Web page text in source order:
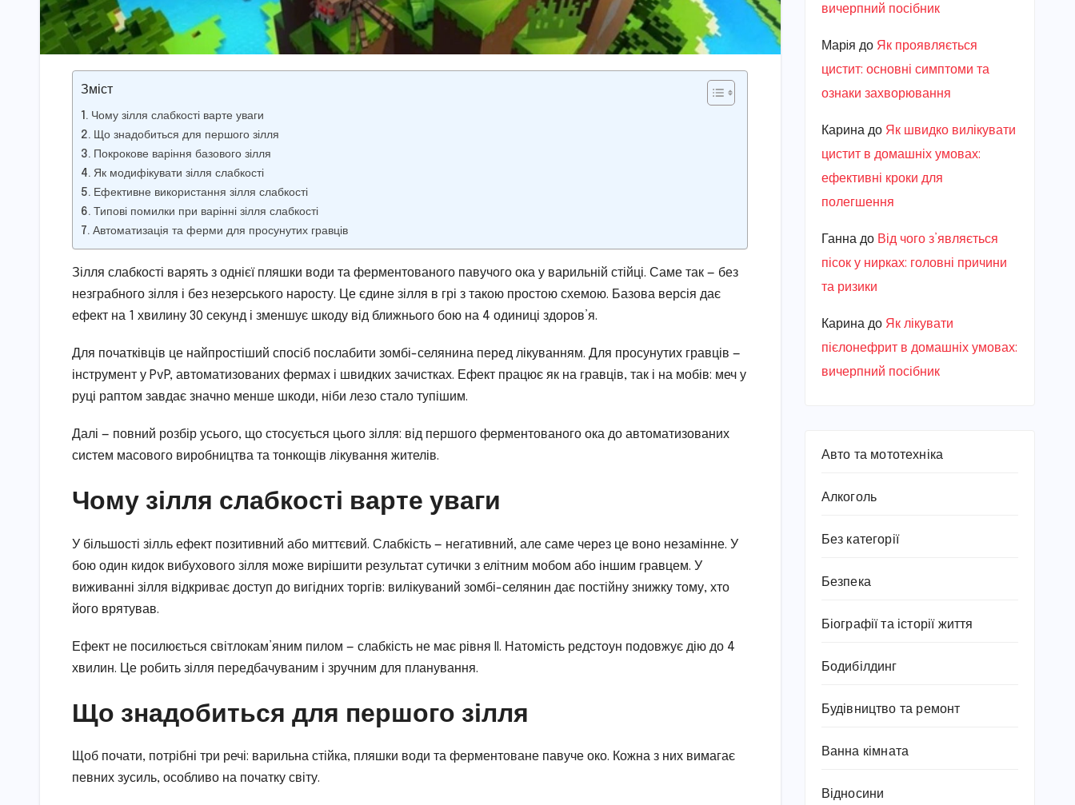
Зміст
Чому зілля слабкості варте уваги
Що знадобиться для першого зілля
Покрокове варіння базового зілля
Як модифікувати зілля слабкості
Ефективне використання зілля слабкості
Типові помилки при варінні зілля слабкості
Автоматизація та ферми для просунутих гравців
Зілля слабкості варять з однієї пляшки води та ферментованого павучого ока у варильній стійці. Саме так — без
незграбного зілля і без незерського наросту. Це єдине зілля в грі з такою простою схемою. Базова версія дає
ефект на 1 хвилину 30 секунд і зменшує шкоду від ближнього бою на 4 одиниці здоров’я.
Для початківців це найпростіший спосіб послабити зомбі-селянина перед лікуванням. Для просунутих гравців —
інструмент у PvP, автоматизованих фермах і швидких зачистках. Ефект працює як на гравців, так і на мобів: меч у
руці раптом завдає значно менше шкоди, ніби лезо стало тупішим.
Далі — повний розбір усього, що стосується цього зілля: від першого ферментованого ока до автоматизованих
систем масового виробництва та тонкощів лікування жителів.
Чому зілля слабкості варте уваги
У більшості зілль ефект позитивний або миттєвий. Слабкість — негативний, але саме через це воно незамінне. У
бою один кидок вибухового зілля може вирішити результат сутички з елітним мобом або іншим гравцем. У
виживанні зілля відкриває доступ до вигідних торгів: вилікуваний зомбі-селянин дає постійну знижку тому, хто
його врятував.
Ефект не посилюється світлокам’яним пилом — слабкість не має рівня II. Натомість редстоун подовжує дію до 4
хвилин. Це робить зілля передбачуваним і зручним для планування.
Що знадобиться для першого зілля
Щоб почати, потрібні три речі: варильна стійка, пляшки води та ферментоване павуче око. Кожна з них вимагає
певних зусиль, особливо на початку світу.
вичерпний посібник
Марiя до Як проявляється
цистит: основні симптоми та
ознаки захворювання
Каринадо Як швидко вилікувати
цистит в домашніх умовах:
ефективні кроки для
полегшення
Ганнадо Від чого з’являється
пісок у нирках: головні причини
та ризики
Каринадо Як лікувати
пієлонефрит в домашніх умовах:
вичерпний посібник
Авто та мототехніка
Алкоголь
Без категорії
Безпека
Біографії та історії життя
Бодибілдинг
Будівництво та ремонт
Ванна кімната
Відносини